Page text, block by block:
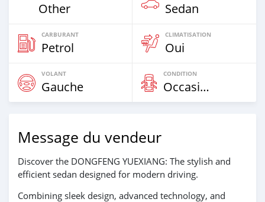
Other Sedan
CARBURANT
Petrol
CLIMATISATION
Oui
VOLANT
Gauche
CONDITION
Occasion
Message du vendeur
Discover the DONGFENG YUEXIANG: The stylish and
efficient sedan designed for modern driving.
Combining sleek design, advanced technology, and